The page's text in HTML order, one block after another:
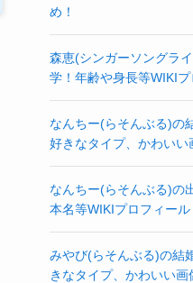
め！
森恵(シンガーソングラ
学！年齢や身長等WIKIプ
なんちー(らそんぶる)の
好きなタイプ、かわいい
なんちー(らそんぶる)の
本名等WIKIプロフィール
みやび(らそんぶる)の結
きなタイプ、かわいい画